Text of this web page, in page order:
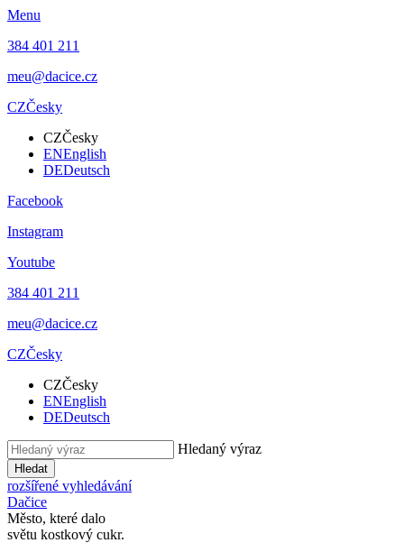
Menu
384 401 211
meu@dacice.cz
CZČesky
CZČesky
ENEnglish
DEDeutsch
Facebook
Instagram
Youtube
384 401 211
meu@dacice.cz
CZČesky
CZČesky
ENEnglish
DEDeutsch
Hledaný výraz
Hledat
rozšířené vyhledávání
Dačice
Město, které dalo
světu kostkový cukr.